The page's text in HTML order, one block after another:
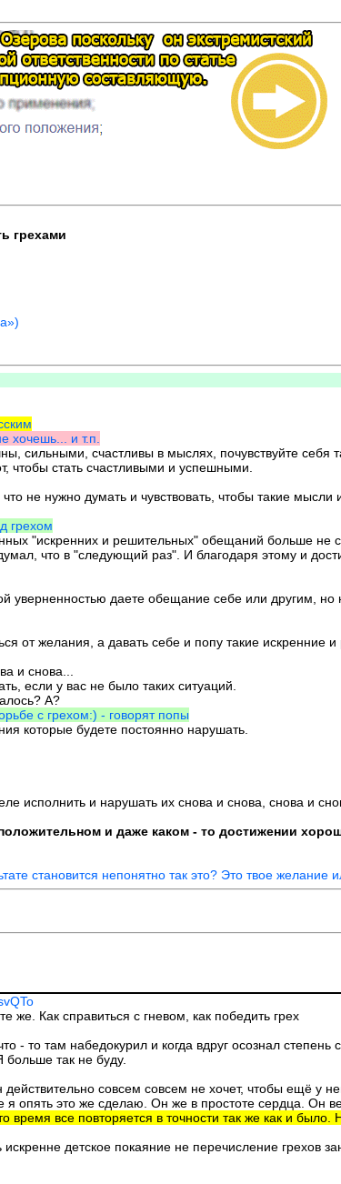
грехами
хочешь... и т.п.
сильными, счастливы в мыслях, почувствуйте себя
чтобы стать счастливыми и успешными.
не нужно думать и чувствовать, чтобы такие
грехом
"искренних и решительных" обещаний больше не
что в "следующий раз". И благодаря этому и
уверненностью даете обещание себе или другим,
от желания, а давать себе и попу такие
и снова...
если у вас не было таких ситуаций.
А?
с грехом:) - говорят попы
которые будете постоянно нарушать.
исполнить и нарушать их снова и снова, снова и
и даже каком - то достижении
становится непонятно так это? Это твое желание
же. Как справиться с гневом, как победить грех
- то там набедокурил и когда вдруг осознал
больше так не буду.
совсем совсем не хочет, чтобы ещё у
опять это же сделаю. Он же в простоте сердца. Он
время все повторяется в точности так же как и
искренне детское покаяние не перечисление